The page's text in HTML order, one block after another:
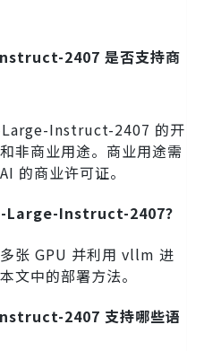
2407 是否支持商
Instruct-2407 的开
非商业用途。商业用途需
的商业许可证。
Large-Instruct-2407？
张 GPU 并利用 vllm 进
文中的部署方法。
2407 支持哪些语